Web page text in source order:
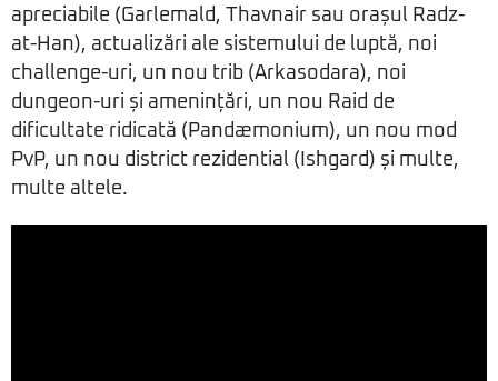
apreciabile (Garlemald, Thavnair sau orașul Radz-
at-Han), actualizări ale sistemului de luptă, noi
challenge-uri, un nou trib (Arkasodara), noi
dungeon-uri și amenințări, un nou Raid de
dificultate ridicată (Pandæmonium), un nou mod
PvP, un nou district rezidential (Ishgard) și multe,
multe altele.